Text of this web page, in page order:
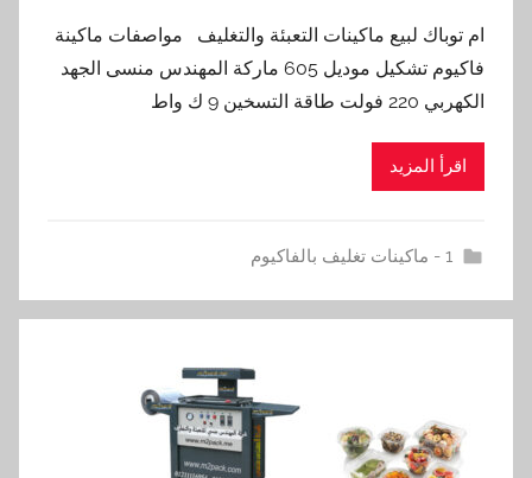
ام توباك لبيع ماكينات التعبئة والتغليف مواصفات ماكينة
فاكيوم تشكيل موديل 605 ماركة المهندس منسى الجهد
الكهربي 220 فولت طاقة التسخين 9 ك واط
اقرأ المزيد
1 - ماكينات تغليف بالفاكيوم